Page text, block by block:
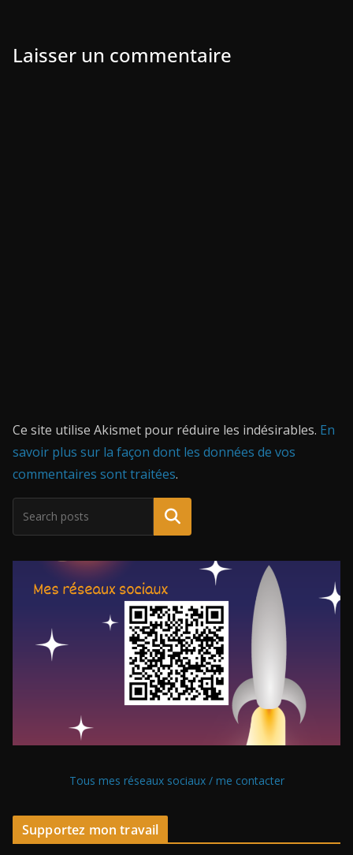
Laisser un commentaire
Ce site utilise Akismet pour réduire les indésirables. En
savoir plus sur la façon dont les données de vos
commentaires sont traitées.
Tous mes réseaux sociaux / me contacter
Supportez mon travail